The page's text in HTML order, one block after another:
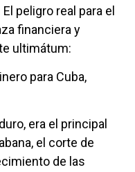
peligro real para el
financiera y
ultimátum:
para Cuba,
era el principal
el corte de
de las